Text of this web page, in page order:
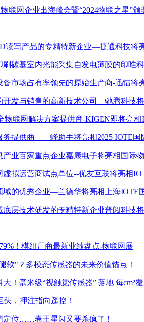
物联网企业出海峰会暨“2024物联之星”
读写产品的专精特新企业—捷通科技将
刷碳基室内光能采集自发电薄膜的印唯
备市场占有率领先的原始生产商-迅镭将
开发与销售的高新技术公司—驰腾科技
物联网解决方案提供商-KIGEN即将亮
务提供商——蜂助手将亮相2025 IOTE国
产业百家重点企业嘉康电子将亮相国际
虚拟运营商试点单位--优友互联将亮相
域的优秀企业—兰德华将亮相上海IOTE
底层技术研发的专精特新企业普阅科技
！模组厂商最新业绩盘点-物联网展
软"？多模态传感器的未来价值锚点！
！毫米级“视触觉传感器” 落地 每cm²
头，押注指向遥控！
定位……卷王星闪又要杀疯了！